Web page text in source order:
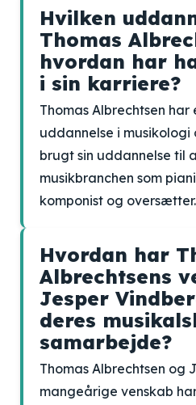
Hvilken
Thomas
hvordan har
i sin karriere?
Thomas Albrechtsen har
uddannelse i musikologi
brugt sin uddannelse til
musikbranchen som
komponist og oversætter.
Hvordan har
Albrechtsens
Jesper
deres
samarbejde?
Thomas Albrechtsen og
mangeårige venskab